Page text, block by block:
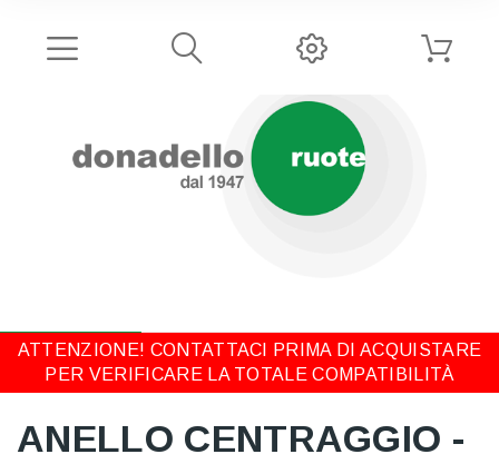
ATTENZIONE! CONTATTACI PRIMA DI ACQUISTARE
PER VERIFICARE LA TOTALE COMPATIBILITÀ
ANELLO CENTRAGGIO -